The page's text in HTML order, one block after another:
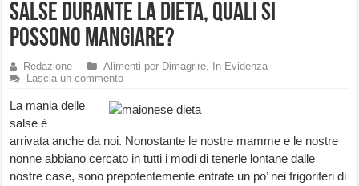
Salse durante la dieta, quali si
possono mangiare?
Redazione Alimenti per Dimagrire,
In Evidenza
Lascia un commento
La mania delle
salse è
arrivata anche da noi. Nonostante le nostre mamme e le nostre
nonne abbiano cercato in tutti i modi di tenerle lontane dalle
nostre case, sono prepotentemente entrate un po’ nei frigoriferi di